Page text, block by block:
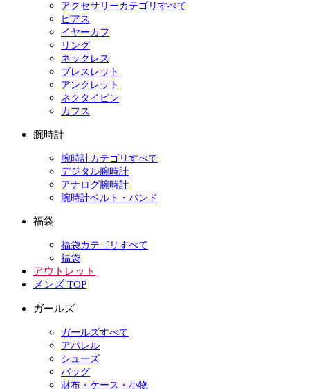
アクセサリーカテゴリすべて
ピアス
イヤーカフ
リング
ネックレス
ブレスレット
アンクレット
ネクタイピン
カフス
腕時計
腕時計カテゴリすべて
デジタル腕時計
アナログ腕時計
腕時計ベルト・バンド
福袋
福袋カテゴリすべて
福袋
アウトレット
メンズ TOP
ガールズ
ガールズすべて
アパレル
シューズ
バッグ
財布・ケース・小物